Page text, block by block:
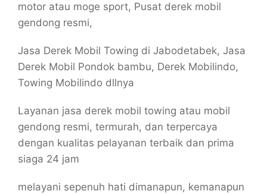
motor atau moge sport, Pusat derek mobil
gendong resmi,
Jasa Derek Mobil Towing di Jabodetabek, Jasa
Derek Mobil Pondok bambu, Derek Mobilindo,
Towing Mobilindo dllnya
Layanan jasa derek mobil towing atau mobil
gendong resmi, termurah, dan terpercaya
dengan kualitas pelayanan terbaik dan prima
siaga 24 jam
melayani sepenuh hati dimanapun, kemanapun